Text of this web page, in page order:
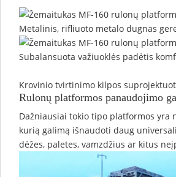
Metalinis, rifliuoto metalo dugnas
Subalansuota važiuoklės padėtis
Krovinio tvirtinimo kilpos
Rulonų platformos panaudojimo
Dažniausiai tokio tipo platformos yra
kurią galimą išnaudoti daug
dėžes, paletes, vamzdžius ar kitus